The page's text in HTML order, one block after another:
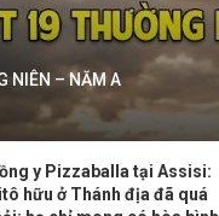
NIÊN – NĂM A
y Pizzaballa tại Assisi:
hữu ở Thánh địa đã quá